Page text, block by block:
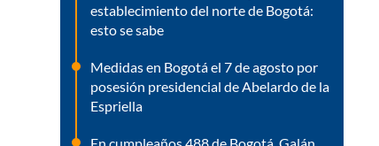
establecimiento del norte de Bogotá:
esto se sabe
Medidas en Bogotá el 7 de agosto por
posesión presidencial de Abelardo de la
Espriella